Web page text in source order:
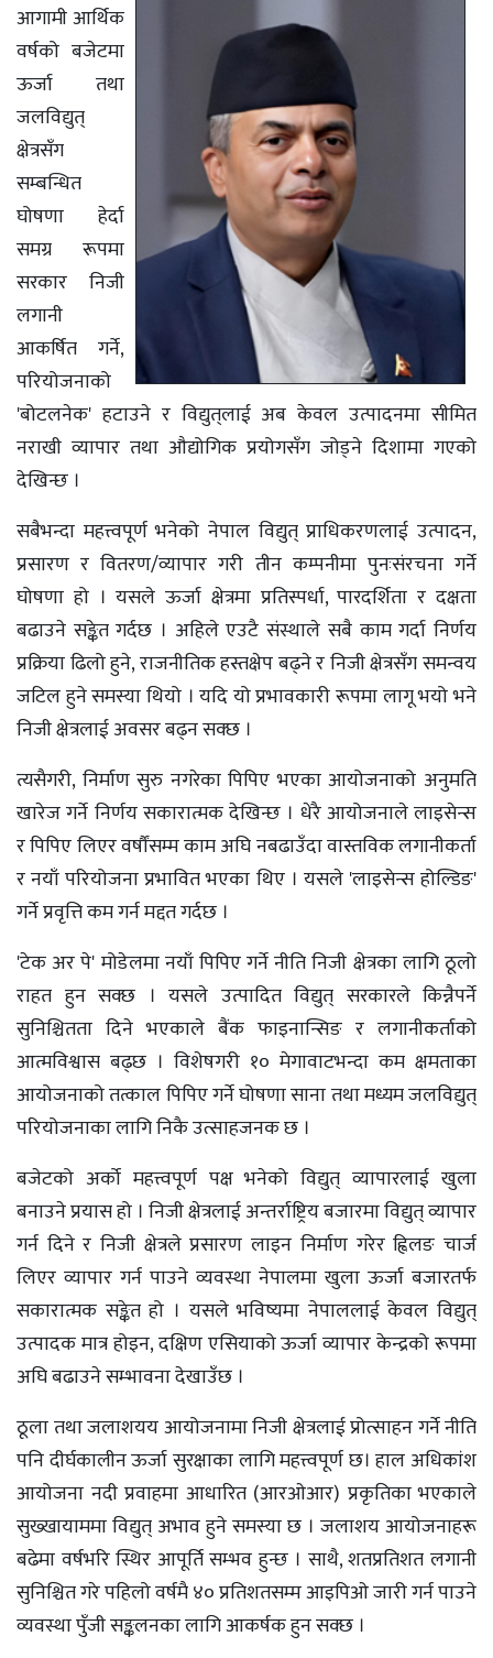
आगामी आर्थिक
वर्षको बजेटमा
ऊर्जा तथा
जलविद्युत्
क्षेत्रसँग
सम्बन्धित
घोषणा हेर्दा
समग्र रूपमा
सरकार निजी
लगानी
आकर्षित गर्ने,
परियोजनाको
'बोटलनेक' हटाउने र विद्युत्‌लाई अब केवल उत्पादनमा सीमित
नराखी व्यापार तथा औद्योगिक प्रयोगसँग जोड्ने दिशामा गएको
देखिन्छ ।
सबैभन्दा महत्त्वपूर्ण भनेको नेपाल विद्युत् प्राधिकरणलाई उत्पादन,
प्रसारण र वितरण/व्यापार गरी तीन कम्पनीमा पुनःसंरचना गर्ने
घोषणा हो । यसले ऊर्जा क्षेत्रमा प्रतिस्पर्धा, पारदर्शिता र दक्षता
बढाउने सङ्केत गर्दछ । अहिले एउटै संस्थाले सबै काम गर्दा निर्णय
प्रक्रिया ढिलो हुने, राजनीतिक हस्तक्षेप बढ्ने र निजी क्षेत्रसँग समन्वय
जटिल हुने समस्या थियो । यदि यो प्रभावकारी रूपमा लागू भयो भने
निजी क्षेत्रलाई अवसर बढ्न सक्छ ।
त्यसैगरी, निर्माण सुरु नगरेका पिपिए भएका आयोजनाको अनुमति
खारेज गर्ने निर्णय सकारात्मक देखिन्छ । धेरै आयोजनाले लाइसेन्स
र पिपिए लिएर वर्षौंसम्म काम अघि नबढाउँदा वास्तविक लगानीकर्ता
र नयाँ परियोजना प्रभावित भएका थिए । यसले 'लाइसेन्स होल्डिङ'
गर्ने प्रवृत्ति कम गर्न मद्दत गर्दछ ।
'टेक अर पे' मोडेलमा नयाँ पिपिए गर्ने नीति निजी क्षेत्रका लागि ठूलो
राहत हुन सक्छ । यसले उत्पादित विद्युत् सरकारले किन्नैपर्ने
सुनिश्चितता दिने भएकाले बैंक फाइनान्सिङ र लगानीकर्ताको
आत्मविश्वास बढ्छ । विशेषगरी १० मेगावाटभन्दा कम क्षमताका
आयोजनाको तत्काल पिपिए गर्ने घोषणा साना तथा मध्यम जलविद्युत्
परियोजनाका लागि निकै उत्साहजनक छ ।
बजेटको अर्को महत्त्वपूर्ण पक्ष भनेको विद्युत् व्यापारलाई खुला
बनाउने प्रयास हो । निजी क्षेत्रलाई अन्तर्राष्ट्रिय बजारमा विद्युत् व्यापार
गर्न दिने र निजी क्षेत्रले प्रसारण लाइन निर्माण गरेर ह्विलङ चार्ज
लिएर व्यापार गर्न पाउने व्यवस्था नेपालमा खुला ऊर्जा बजारतर्फ
सकारात्मक सङ्केत हो । यसले भविष्यमा नेपाललाई केवल विद्युत्
उत्पादक मात्र होइन, दक्षिण एसियाको ऊर्जा व्यापार केन्द्रको रूपमा
अघि बढाउने सम्भावना देखाउँछ ।
ठूला तथा जलाशयय आयोजनामा निजी क्षेत्रलाई प्रोत्साहन गर्ने नीति
पनि दीर्घकालीन ऊर्जा सुरक्षाका लागि महत्त्वपूर्ण छ। हाल अधिकांश
आयोजना नदी प्रवाहमा आधारित (आरओआर) प्रकृतिका भएकाले
सुख्खायाममा विद्युत् अभाव हुने समस्या छ । जलाशय आयोजनाहरू
बढेमा वर्षभरि स्थिर आपूर्ति सम्भव हुन्छ । साथै, शतप्रतिशत लगानी
सुनिश्चित गरे पहिलो वर्षमै ४० प्रतिशतसम्म आइपिओ जारी गर्न पाउने
व्यवस्था पुँजी सङ्कलनका लागि आकर्षक हुन सक्छ ।